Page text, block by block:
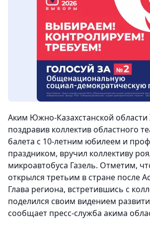
Аким Южно-Казахстанской
поздравив коллектив областного
балета с 10-летним юбилеем и
праздником, вручил коллективу
микроавтобуса Газель. Отметим,
открылся третьим в стране после
Глава региона, встретившись с
поделился своим видением
сообщает пресс-служба акима